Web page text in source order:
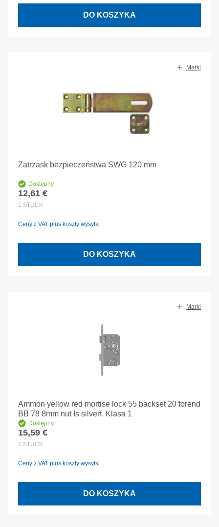
DO KOSZYKA
Marki
Zatrzask bezpieczeństwa SWG 120 mm
Dostępny
Cena regularna:
12,61 €
1 STÜCK
Ceny z VAT plus koszty wysyłki
DO KOSZYKA
Marki
Ammon yellow red mortise lock 55 backset 20 forend
BB 78 8mm nut Is silverf. Klasa 1
Dostępny
Cena regularna:
15,59 €
1 STÜCK
Ceny z VAT plus koszty wysyłki
DO KOSZYKA